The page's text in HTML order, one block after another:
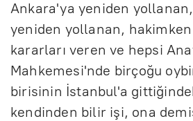
Ankara'ya yeniden
yeniden yollanan,
kararları veren ve hepsi
Mahkemesi'nde birçoğu
birisinin İstanbul'a
kendinden bilir işi, ona